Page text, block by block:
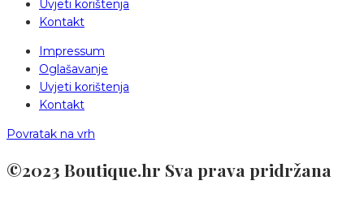
Uvjeti korištenja
Kontakt
Impressum
Oglašavanje
Uvjeti korištenja
Kontakt
Povratak na vrh
©2023 Boutique.hr Sva prava pridržana